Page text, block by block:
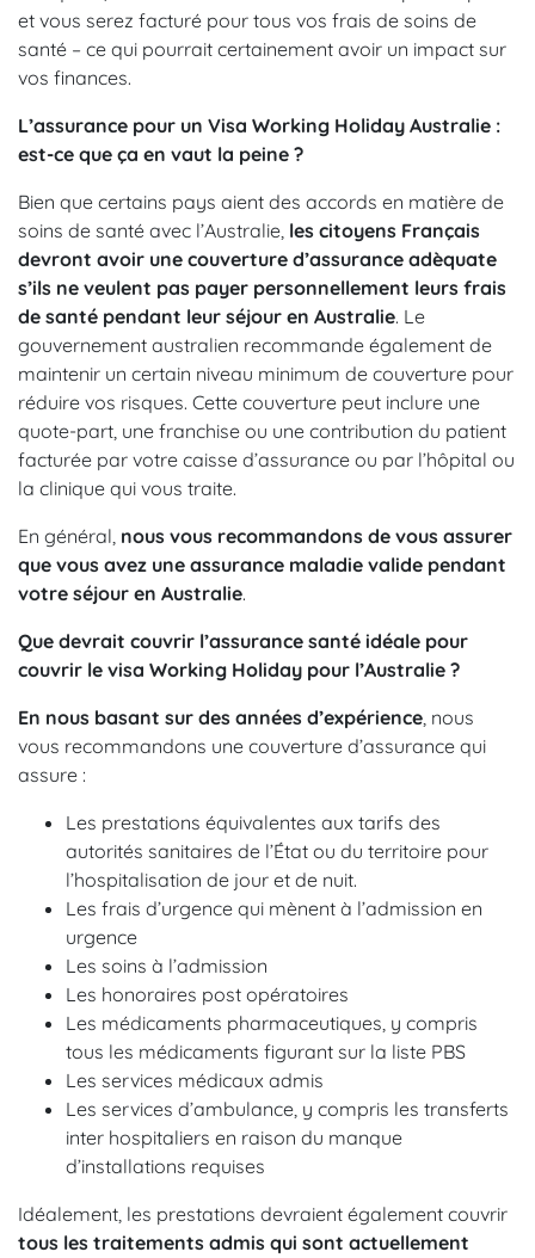
et vous serez facturé pour tous vos frais de soins de
santé – ce qui pourrait certainement avoir un impact sur
vos finances.
L’assurance pour un Visa Working Holiday Australie :
est-ce que ça en vaut la peine ?
Bien que certains pays aient des accords en matière de
soins de santé avec l’Australie, les citoyens Français
devront avoir une couverture d’assurance adèquate
s’ils ne veulent pas payer personnellement leurs frais
de santé pendant leur séjour en Australie. Le
gouvernement australien recommande également de
maintenir un certain niveau minimum de couverture pour
réduire vos risques. Cette couverture peut inclure une
quote-part, une franchise ou une contribution du patient
facturée par votre caisse d’assurance ou par l’hôpital ou
la clinique qui vous traite.
En général, nous vous recommandons de vous assurer
que vous avez une assurance maladie valide pendant
votre séjour en Australie.
Que devrait couvrir l’assurance santé idéale pour
couvrir le visa Working Holiday pour l’Australie ?
En nous basant sur des années d’expérience, nous
vous recommandons une couverture d’assurance qui
assure :
Les prestations équivalentes aux tarifs des
autorités sanitaires de l’État ou du territoire pour
l’hospitalisation de jour et de nuit.
Les frais d’urgence qui mènent à l’admission en
urgence
Les soins à l’admission
Les honoraires post opératoires
Les médicaments pharmaceutiques, y compris
tous les médicaments figurant sur la liste PBS
Les services médicaux admis
Les services d’ambulance, y compris les transferts
inter hospitaliers en raison du manque
d’installations requises
Idéalement, les prestations devraient également couvrir
tous les traitements admis qui sont actuellement